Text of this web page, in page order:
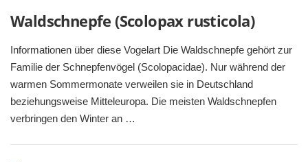
Waldschnepfe (Scolopax rusticola)
Informationen über diese Vogelart Die Waldschnepfe gehört zur
Familie der Schnepfenvögel (Scolopacidae). Nur während der
warmen Sommermonate verweilen sie in Deutschland
beziehungsweise Mitteleuropa. Die meisten Waldschnepfen
verbringen den Winter an …